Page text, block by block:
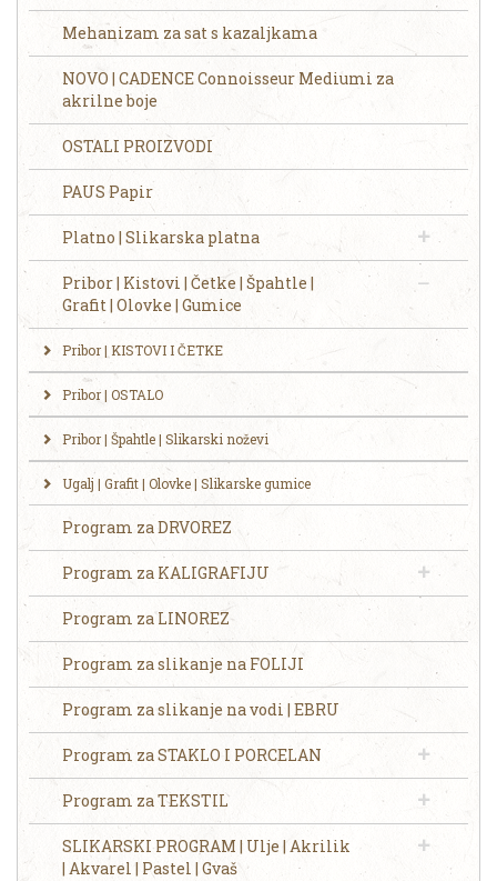
Mehanizam za sat s kazaljkama
NOVO | CADENCE Connoisseur Mediumi za
akrilne boje
OSTALI PROIZVODI
PAUS Papir
Platno | Slikarska platna
Pribor | Kistovi | Četke | Špahtle |
Grafit | Olovke | Gumice
Pribor | KISTOVI I ČETKE
Pribor | OSTALO
Pribor | Špahtle | Slikarski noževi
Ugalj | Grafit | Olovke | Slikarske gumice
Program za DRVOREZ
Program za KALIGRAFIJU
Program za LINOREZ
Program za slikanje na FOLIJI
Program za slikanje na vodi | EBRU
Program za STAKLO I PORCELAN
Program za TEKSTIL
SLIKARSKI PROGRAM | Ulje | Akrilik
| Akvarel | Pastel | Gvaš